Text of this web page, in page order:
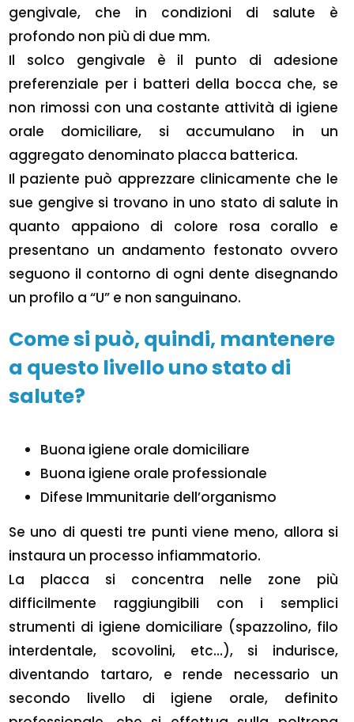
gengivale, che in condizioni di salute è
profondo non più di due mm.
Il solco gengivale è il punto di adesione
preferenziale per i batteri della bocca che, se
non rimossi con una costante attività di igiene
orale domiciliare, si accumulano in un
aggregato denominato placca batterica.
Il paziente può apprezzare clinicamente che le
sue gengive si trovano in uno stato di salute in
quanto appaiono di colore rosa corallo e
presentano un andamento festonato ovvero
seguono il contorno di ogni dente disegnando
un profilo a “U” e non sanguinano.
Come si può, quindi, mantenere
a questo livello uno stato di
salute?
Buona igiene orale domiciliare
Buona igiene orale professionale
Difese Immunitarie dell’organismo
Se uno di questi tre punti viene meno, allora si
instaura un processo infiammatorio.
La placca si concentra nelle zone più
difficilmente raggiungibili con i semplici
strumenti di igiene domiciliare (spazzolino, filo
interdentale, scovolini, etc…), si indurisce,
diventando tartaro, e rende necessario un
secondo livello di igiene orale, definito